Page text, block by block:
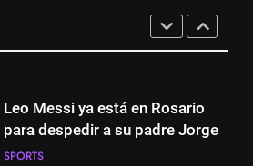
mucha tristeza; yo perdí a mi
padre y el dolor es inexplicable”
Leo Messi ya está en Rosario
para despedir a su padre Jorge
SPORTS